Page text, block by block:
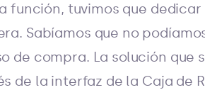
función, tuvimos que
Sabíamos que no
de compra. La solución que
de la interfaz de la Caja de